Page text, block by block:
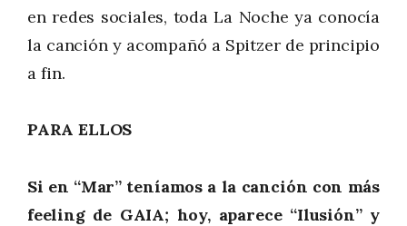
en redes sociales, toda La Noche ya conocía
la canción y acompañó a Spitzer de principio
a fin.
PARA ELLOS
Si en “Mar” teníamos a la canción con más
feeling de GAIA; hoy, aparece “Ilusión” y